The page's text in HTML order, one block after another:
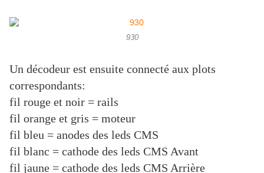
930
Un décodeur est ensuite connecté aux plots
correspondants:
fil rouge et noir = rails
fil orange et gris = moteur
fil bleu = anodes des leds CMS
fil blanc = cathode des leds CMS Avant
fil jaune = cathode des leds CMS Arrière